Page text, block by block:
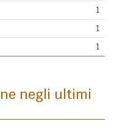
1
1
1
negli ultimi